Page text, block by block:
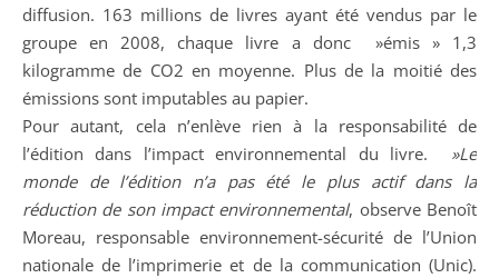
diffusion. 163 millions de livres ayant été vendus par le
groupe en 2008, chaque livre a donc »émis » 1,3
kilogramme de CO2 en moyenne. Plus de la moitié des
émissions sont imputables au papier.
Pour autant, cela n’enlève rien à la responsabilité de
l’édition dans l’impact environnemental du livre.
»Le
monde de l’édition n’a pas été le plus actif dans la
réduction de son impact environnemental, observe Benoît
Moreau, responsable environnement-sécurité de l’Union
nationale de l’imprimerie et de la communication (Unic).